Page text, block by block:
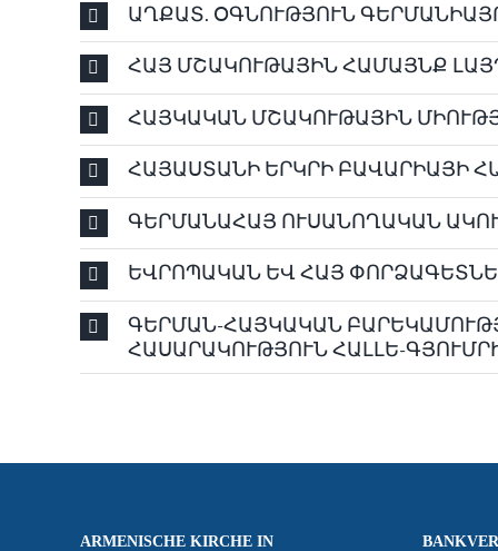
ԱՂՔԱՏ. ՕԳՆՈՒԹՅՈՒՆ
ՀԱՅ ՄՇԱԿՈՒԹԱՅԻՆ ՀԱՄԱՅՆՔ
ՀԱՅԿԱԿԱՆ ՄՇԱԿՈՒԹԱՅԻՆ
ՀԱՅԱՍՏԱՆԻ ԵՐԿՐԻ ԲԱՎԱՐԻԱՅԻ
ԳԵՐՄԱՆԱՀԱՅ ՈՒՍԱՆՈՂԱԿԱՆ
ԵՎՐՈՊԱԿԱՆ ԵՎ ՀԱՅ
ԳԵՐՄԱՆ-ՀԱՅԿԱԿԱՆ
ՀԱՍԱՐԱԿՈՒԹՅՈՒՆ ՀԱԼԼԵ-ԳՅՈՒՄՐԻ
ARMENISCHE KIRCHE IN